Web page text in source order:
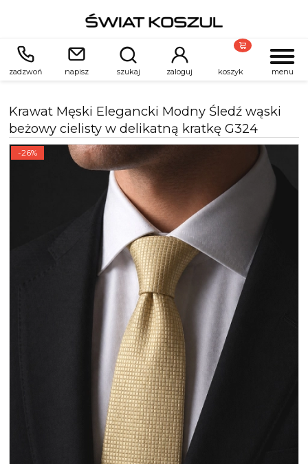
menu
zadzwoń napisz szukaj zaloguj koszyk
Krawat Męski Elegancki Modny Śledź wąski
beżowy cielisty w delikatną kratkę G324
-26%